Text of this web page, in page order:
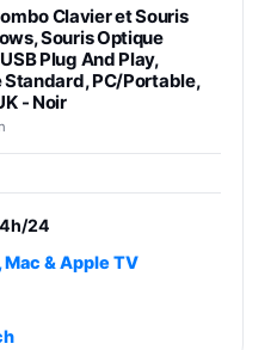
Clavier et Souris
Souris Optique
Plug And Play,
PC/Portable,
- Noir
3 vitesses (33-45-78
intégré et port USB
Galaxy S26 Ultra
Tiers)
24
Mac & Apple TV